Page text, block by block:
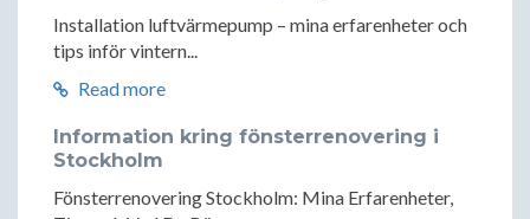
Installation luftvärmepump – mina erfarenheter och
tips inför vintern...
Read more
Information kring fönsterrenovering i
Stockholm
Fönsterrenovering Stockholm: Mina Erfarenheter,